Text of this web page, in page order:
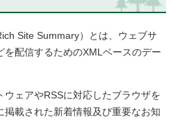
Site Summary）とは、ウェブサ
を配信するためのXMLベースのデー
ウェアやRSSに対応したブラウザを
載された新着情報及び重要なお知